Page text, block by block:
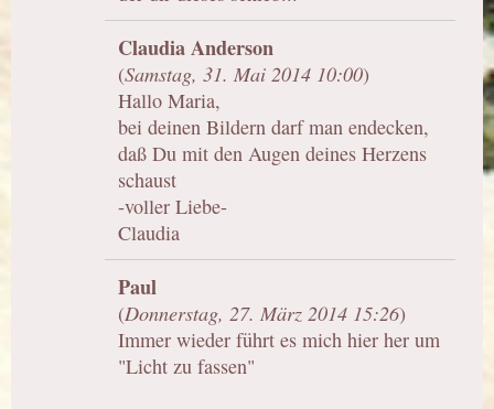
Claudia Anderson
(Samstag, 31. Mai 2014 10:00)
Hallo Maria,
bei deinen Bildern darf man endecken,
daß Du mit den Augen deines Herzens
schaust
-voller Liebe-
Claudia
Paul
(Donnerstag, 27. März 2014 15:26)
Immer wieder führt es mich hier her um
"Licht zu fassen"